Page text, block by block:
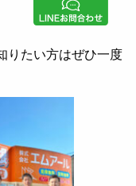
りたい方はぜひ一度